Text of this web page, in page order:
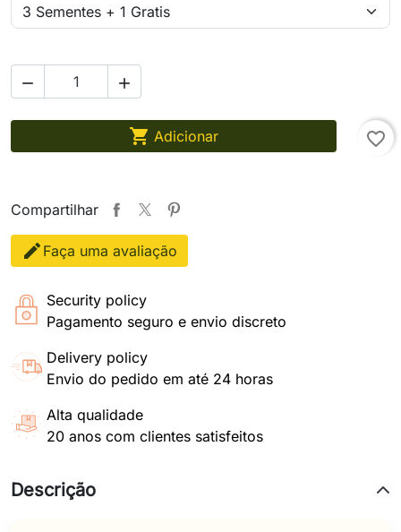
 
 Adicionar favorite_border
Compartilhar
Faça uma avaliação
Security policy
Pagamento seguro e envio discreto
Delivery policy
Envio do pedido em até 24 horas
Alta qualidade
20 anos com clientes satisfeitos
Descrição